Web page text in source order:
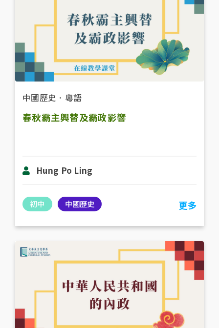
中國歷史 ． 粵語
春秋霸主興替及霸政影響
Hung Po Ling
初中 中國歷史 更多